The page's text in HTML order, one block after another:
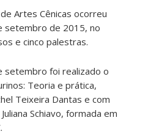
Artes Cênicas ocorreu
setembro de 2015, no
e cinco palestras.
setembro foi realizado o
Teoria e prática,
Teixeira Dantas e com
Schiavo, formada em